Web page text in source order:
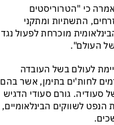
כי "הטרוריסטים
התשתיות ומתקני
מוכרחת לפעול נגד
העולם".
לעולם בשל העובדה
לחות'ים בתימן, אשר בהם
סעודיה. גורם סעודי הדגיש
לשווקים הבינלאומיים,